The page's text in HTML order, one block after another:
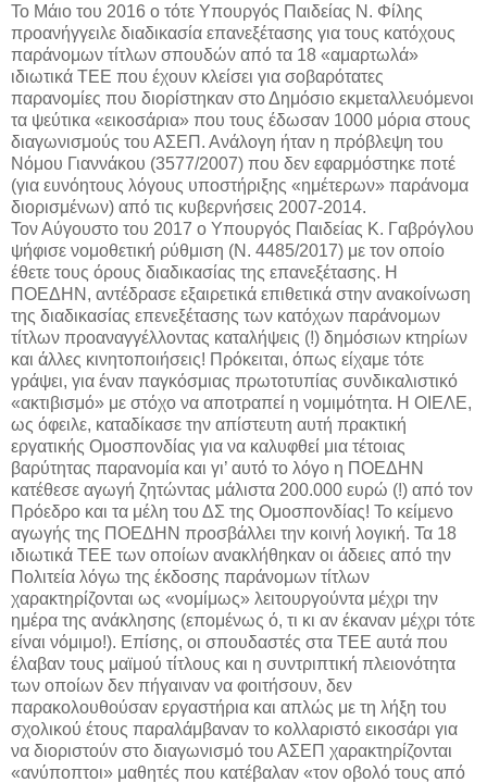
Το Μάιο του 2016 ο τότε Υπουργός Παιδείας Ν. Φίλης
προανήγγειλε διαδικασία επανεξέτασης για τους κατόχους
παράνομων τίτλων σπουδών από τα 18 «αμαρτωλά»
ιδιωτικά ΤΕΕ που έχουν κλείσει για σοβαρότατες
παρανομίες που διορίστηκαν στο Δημόσιο εκμεταλλευόμενοι
τα ψεύτικα «εικοσάρια» που τους έδωσαν 1000 μόρια στους
διαγωνισμούς του ΑΣΕΠ. Ανάλογη ήταν η πρόβλεψη του
Νόμου Γιαννάκου (3577/2007) που δεν εφαρμόστηκε ποτέ
(για ευνόητους λόγους υποστήριξης «ημέτερων» παράνομα
διορισμένων) από τις κυβερνήσεις 2007-2014.
Τον Αύγουστο του 2017 ο Υπουργός Παιδείας Κ. Γαβρόγλου
ψήφισε νομοθετική ρύθμιση (Ν. 4485/2017) με τον οποίο
έθετε τους όρους διαδικασίας της επανεξέτασης. Η
ΠΟΕΔΗΝ, αντέδρασε εξαιρετικά επιθετικά στην ανακοίνωση
της διαδικασίας επενεξέτασης των κατόχων παράνομων
τίτλων προαναγγέλλοντας καταλήψεις (!) δημόσιων κτηρίων
και άλλες κινητοποιήσεις! Πρόκειται, όπως είχαμε τότε
γράψει, για έναν παγκόσμιας πρωτοτυπίας συνδικαλιστικό
«ακτιβισμό» με στόχο να αποτραπεί η νομιμότητα. Η ΟΙΕΛΕ,
ως όφειλε, καταδίκασε την απίστευτη αυτή πρακτική
εργατικής Ομοσπονδίας για να καλυφθεί μια τέτοιας
βαρύτητας παρανομία και γι’ αυτό το λόγο η ΠΟΕΔΗΝ
κατέθεσε αγωγή ζητώντας μάλιστα 200.000 ευρώ (!) από τον
Πρόεδρο και τα μέλη του ΔΣ της Ομοσπονδίας! Το κείμενο
αγωγής της ΠΟΕΔΗΝ προσβάλλει την κοινή λογική. Τα 18
ιδιωτικά ΤΕΕ των οποίων ανακλήθηκαν οι άδειες από την
Πολιτεία λόγω της έκδοσης παράνομων τίτλων
χαρακτηρίζονται ως «νομίμως» λειτουργούντα μέχρι την
ημέρα της ανάκλησης (επομένως ό, τι κι αν έκαναν μέχρι τότε
είναι νόμιμο!). Επίσης, οι σπουδαστές στα ΤΕΕ αυτά που
έλαβαν τους μαϊμού τίτλους και η συντριπτική πλειονότητα
των οποίων δεν πήγαιναν να φοιτήσουν, δεν
παρακολουθούσαν εργαστήρια και απλώς με τη λήξη του
σχολικού έτους παραλάμβαναν το κολλαριστό εικοσάρι για
να διοριστούν στο διαγωνισμό του ΑΣΕΠ χαρακτηρίζονται
«ανύποπτοι» μαθητές που κατέβαλαν «τον οβολό τους από